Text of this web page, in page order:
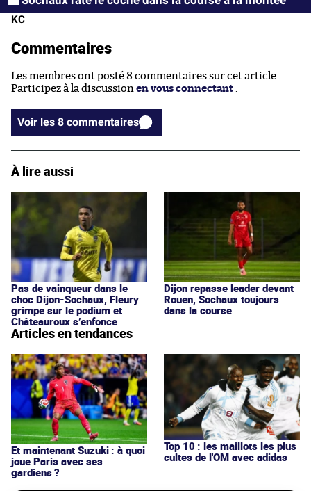
KC
Commentaires
Les membres ont posté 8 commentaires sur cet article.
Participez à la discussion en vous connectant
Voir les 8 commentaires
À lire aussi
Pas de vainqueur dans le
choc Dijon-Sochaux, Fleury
grimpe sur le podium et
Châteauroux s’enfonce
Dijon repasse leader devant
Rouen, Sochaux toujours
dans la course
Articles en tendances
Et maintenant Suzuki : à quoi
joue Paris avec ses
gardiens ?
Top 10 : les maillots les plus
cultes de l'OM avec adidas